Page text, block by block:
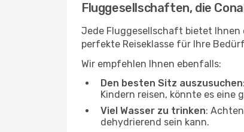
Fluggesellschaften, die
Jede Fluggesellschaft bietet Ihnen
perfekte Reiseklasse für Ihre
Wir empfehlen Ihnen ebenfalls:
Den besten Sitz auszusuchen
Kindern reisen, könnte es eine
Viel Wasser zu trinken:
dehydrierend sein kann.